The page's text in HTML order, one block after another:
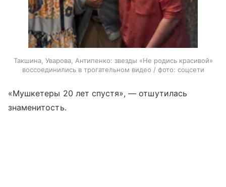
Такшина, Уварова, Антипенко: звезды «Не родись красивой»
воссоединились в трогательном видео / фото: соцсети
«Мушкетеры 20 лет спустя», — отшутилась
знаменитость.